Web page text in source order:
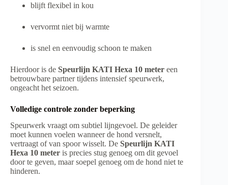
blijft flexibel in kou
vervormt niet bij warmte
is snel en eenvoudig schoon te maken
Hierdoor is de Speurlijn KATI Hexa 10 meter een
betrouwbare partner tijdens intensief speurwerk,
ongeacht het seizoen.
Volledige controle zonder beperking
Speurwerk vraagt om subtiel lijngevoel. De geleider
moet kunnen voelen wanneer de hond versnelt,
vertraagt of van spoor wisselt. De Speurlijn KATI
Hexa 10 meter is precies stug genoeg om dit gevoel
door te geven, maar soepel genoeg om de hond niet te
hinderen.